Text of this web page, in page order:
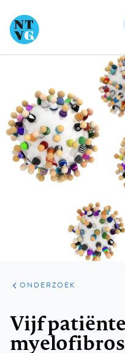
ARTIKELEN
ONDERZOEK
ONDERZOEK
Vijf